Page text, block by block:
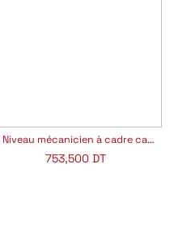
Niveau mécanicien à cadre carrée KINEX
753,500 DT